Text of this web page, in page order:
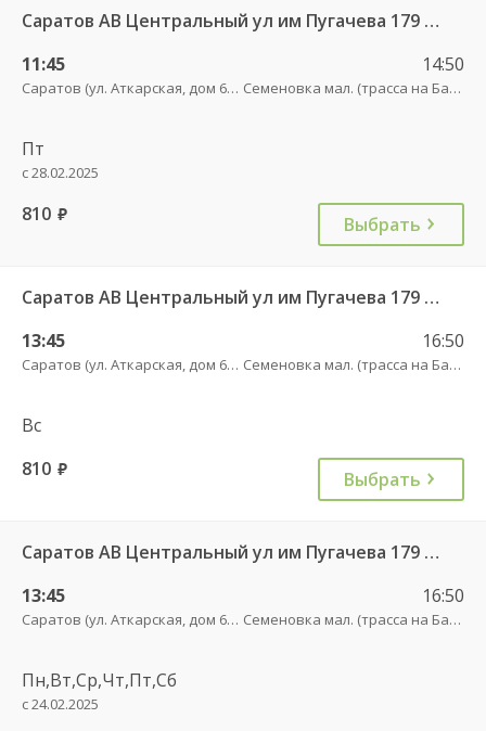
Саратов АВ Центральный ул им Пугачева 179 А — Балашов (Привокзальная площадь 7) 603-1
11:45
Саратов (ул. Аткарская, дом 66 А)
14:50
Семеновка мал. (трасса на Балашов)
Пт
с 28.02.2025
810 руб. Выбрать
Саратов АВ Центральный ул им Пугачева 179 А — Балашов (Привокзальная площадь 7) 603-1
13:45
Саратов (ул. Аткарская, дом 66 А)
16:50
Семеновка мал. (трасса на Балашов)
Вс
810 руб. Выбрать
Саратов АВ Центральный ул им Пугачева 179 А — Романовка рп (ул Советская 116)
13:45
Саратов (ул. Аткарская, дом 66 А)
16:50
Семеновка мал. (трасса на Балашов)
Пн,Вт,Ср,Чт,Пт,Сб
с 24.02.2025